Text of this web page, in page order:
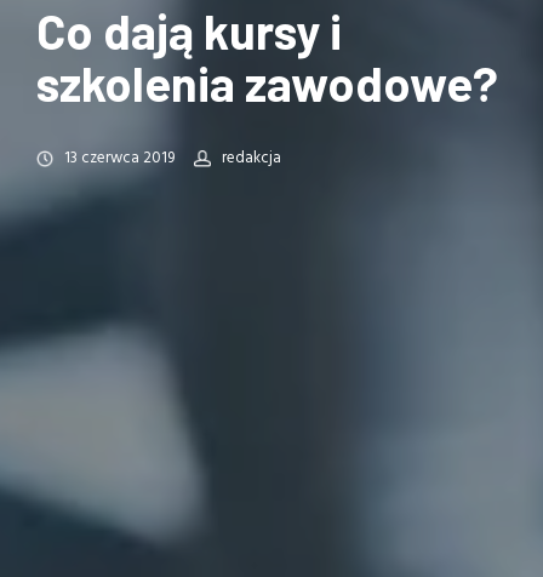
Co dają kursy i
szkolenia zawodowe?
13 czerwca 2019 redakcja